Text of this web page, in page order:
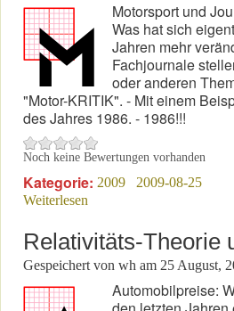
Motorsport und
Was hat sich
Jahren mehr
Fachjournale
oder anderen
"Motor-KRITIK". - Mit einem
des Jahres 1986. - 1986!!!
Noch keine Bewertungen vorhanden
Kategorie: 2009
2009-08-25
Weiterlesen
Relativitäts-Theorie
Gespeichert von wh am 25 August,
Automobilpreise: